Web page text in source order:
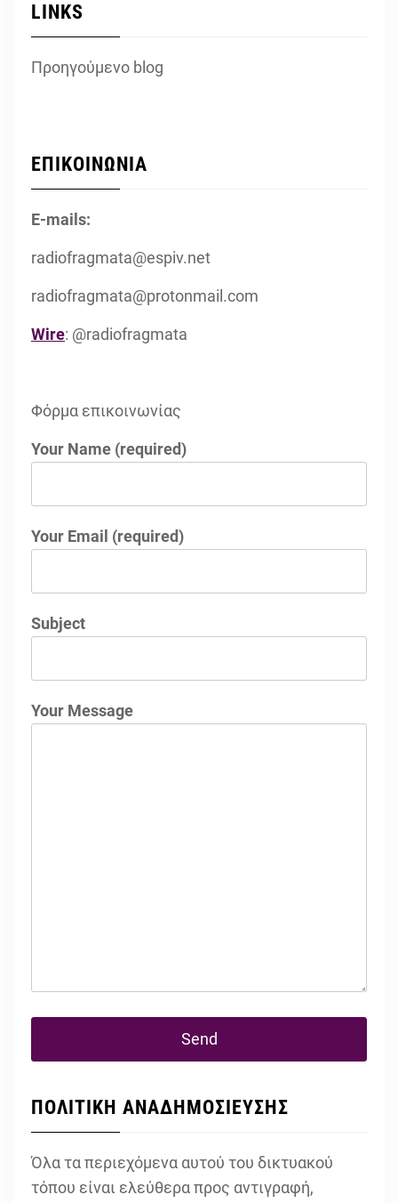
LINKS
Προηγούμενο blog
ΕΠΙΚΟΙΝΩΝΙΑ
E-mails:
radiofragmata@espiv.net
radiofragmata@protonmail.com
Wire: @radiofragmata
Φόρμα επικοινωνίας
Your Name (required)
Your Email (required)
Subject
Your Message
ΠΟΛΙΤΙΚΗ ΑΝΑΔΗΜΟΣΙΕΥΣΗΣ
Όλα τα περιεχόμενα αυτού του δικτυακού
τόπου είναι ελεύθερα προς αντιγραφή,